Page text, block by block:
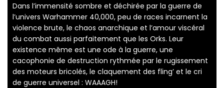
Dans l’immensité sombre et déchirée par la guerre de
l’univers Warhammer 40,000, peu de races incarnent la
violence brute, le chaos anarchique et l’amour viscéral
du combat aussi parfaitement que les Orks. Leur
existence même est une ode à la guerre, une
cacophonie de destruction rythmée par le rugissement
des moteurs bricolés, le claquement des fling’ et le cri
de guerre universel : WAAAGH!